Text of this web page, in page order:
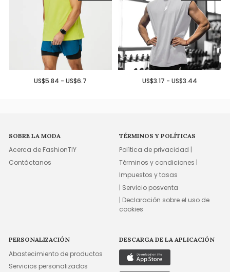
US$5.84 - US$6.7 US$3.17 - US$3.44
SOBRE LA MODA
Acerca de FashionTIY
Contáctanos
TÉRMINOS Y POLÍTICAS
Política de privacidad |
Términos y condiciones |
Impuestos y tasas
| Servicio posventa
| Declaración sobre el uso de
cookies
PERSONALIZACIÓN
Abastecimiento de productos
Servicios personalizados
DESCARGA DE LA APLICACIÓN